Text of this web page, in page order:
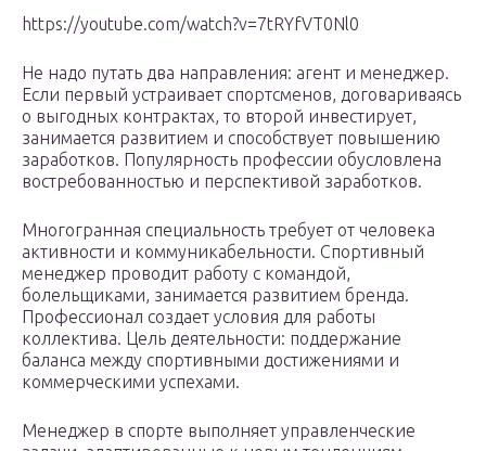
https://youtube.com/watch?v=7tRYfVT0Nl0
Не надо путать два направления: агент и менеджер.
Если первый устраивает спортсменов, договариваясь
о выгодных контрактах, то второй инвестирует,
занимается развитием и способствует повышению
заработков. Популярность профессии обусловлена
востребованностью и перспективой заработков.
Многогранная специальность требует от человека
активности и коммуникабельности. Спортивный
менеджер проводит работу с командой,
болельщиками, занимается развитием бренда.
Профессионал создает условия для работы
коллектива. Цель деятельности: поддержание
баланса между спортивными достижениями и
коммерческими успехами.
Менеджер в спорте выполняет управленческие